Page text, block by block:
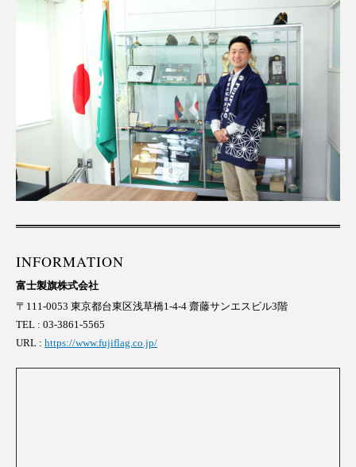
INFORMATION
富士製旗株式会社
〒111-0053 東京都台東区浅草橋1-4-4 齋藤サンエスビル3階
TEL : 03-3861-5565
URL : https://www.fujiflag.co.jp/